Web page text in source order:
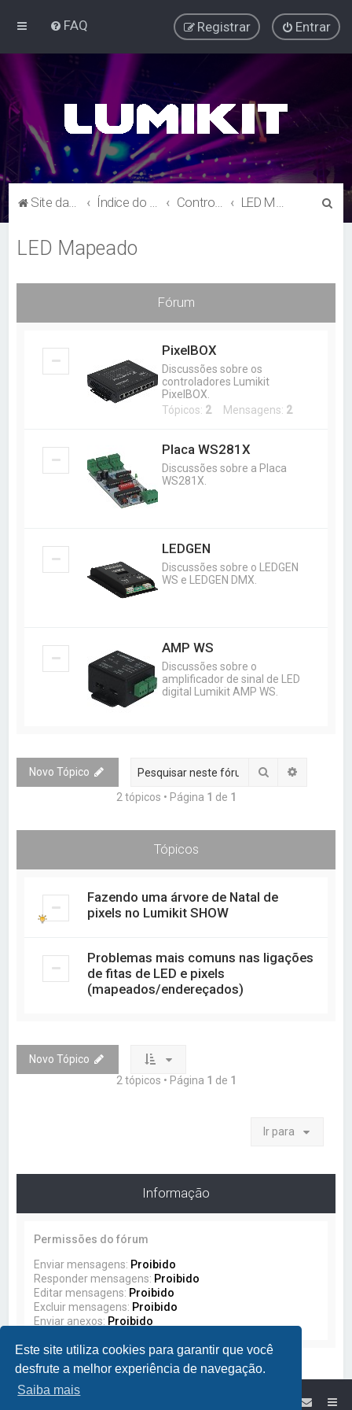
Este site utiliza cookies para garantir que você
desfrute a melhor experiência de navegação.
Saiba mais
FAQ Entrar
Registrar
Site da Lumikit Índice do Fórum Lumikit Controladores e Placas LED Mapeado
LED Mapeado
Fórum
PixelBOX
Discussões sobre os
controladores Lumikit
PixelBOX.
Tópicos: 2Mensagens: 2
Placa WS281X
Discussões sobre a Placa
WS281X.
LEDGEN
Discussões sobre o LEDGEN
WS e LEDGEN DMX.
AMP WS
Discussões sobre o
amplificador de sinal de LED
digital Lumikit AMP WS.
Novo Tópico Pesquisar
2 tópicos • Página 1 de 1
Tópicos
Fazendo uma árvore de Natal de
pixels no Lumikit SHOW
Problemas mais comuns nas ligações
de fitas de LED e pixels
(mapeados/endereçados)
Novo Tópico
2 tópicos • Página 1 de 1
Ir para
Informação
Permissões do fórum
Enviar mensagens: Proibido
Responder mensagens: Proibido
Editar mensagens: Proibido
Excluir mensagens: Proibido
Enviar anexos: Proibido